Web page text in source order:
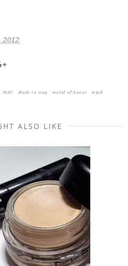
MAC Made to stay metal of honor myth
ALSO LIKE